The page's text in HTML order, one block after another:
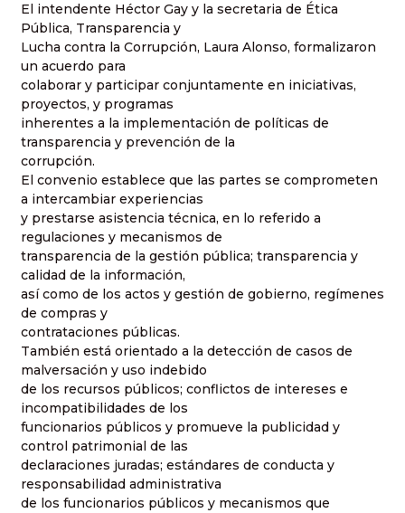
El intendente Héctor Gay y la secretaria de Ética
Pública, Transparencia y
Lucha contra la Corrupción, Laura Alonso, formalizaron
un acuerdo para
colaborar y participar conjuntamente en iniciativas,
proyectos, y programas
inherentes a la implementación de políticas de
transparencia y prevención de la
corrupción.
El convenio establece que las partes se comprometen
a intercambiar experiencias
y prestarse asistencia técnica, en lo referido a
regulaciones y mecanismos de
transparencia de la gestión pública; transparencia y
calidad de la información,
así como de los actos y gestión de gobierno, regímenes
de compras y
contrataciones públicas.
También está orientado a la detección de casos de
malversación y uso indebido
de los recursos públicos; conflictos de intereses e
incompatibilidades de los
funcionarios públicos y promueve la publicidad y
control patrimonial de las
declaraciones juradas; estándares de conducta y
responsabilidad administrativa
de los funcionarios públicos y mecanismos que